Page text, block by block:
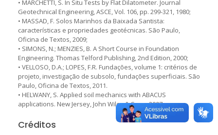
• MARCHETTI, S. In Situ Tests by Flat Dilatometer. Journal
Geotechnical Engineering, ASCE, Vol. 106, pp. 299-321, 1980;
• MASSAD, F. Solos Marinhos da Baixada Santista:
características e propriedades geotécnicas. São Paulo,
Oficina de Textos, 2009;
• SIMONS, N.; MENZIES, B. A Short Course in Foundation
Engineering. Thomas Telford Publishing, 2nd Edition, 2000;
• VELLOSO, D.A.; LOPES, F.R. Fundações, volume 1: critérios de
projeto, investigação de subsolo, fundações superficiais. São
Paulo, Oficina de Textos, 2011.
• HELWANY, S. Applied soil mechanics with ABACUS
applications. New Jersey, John Wiley & Sons, 2007.
Créditos